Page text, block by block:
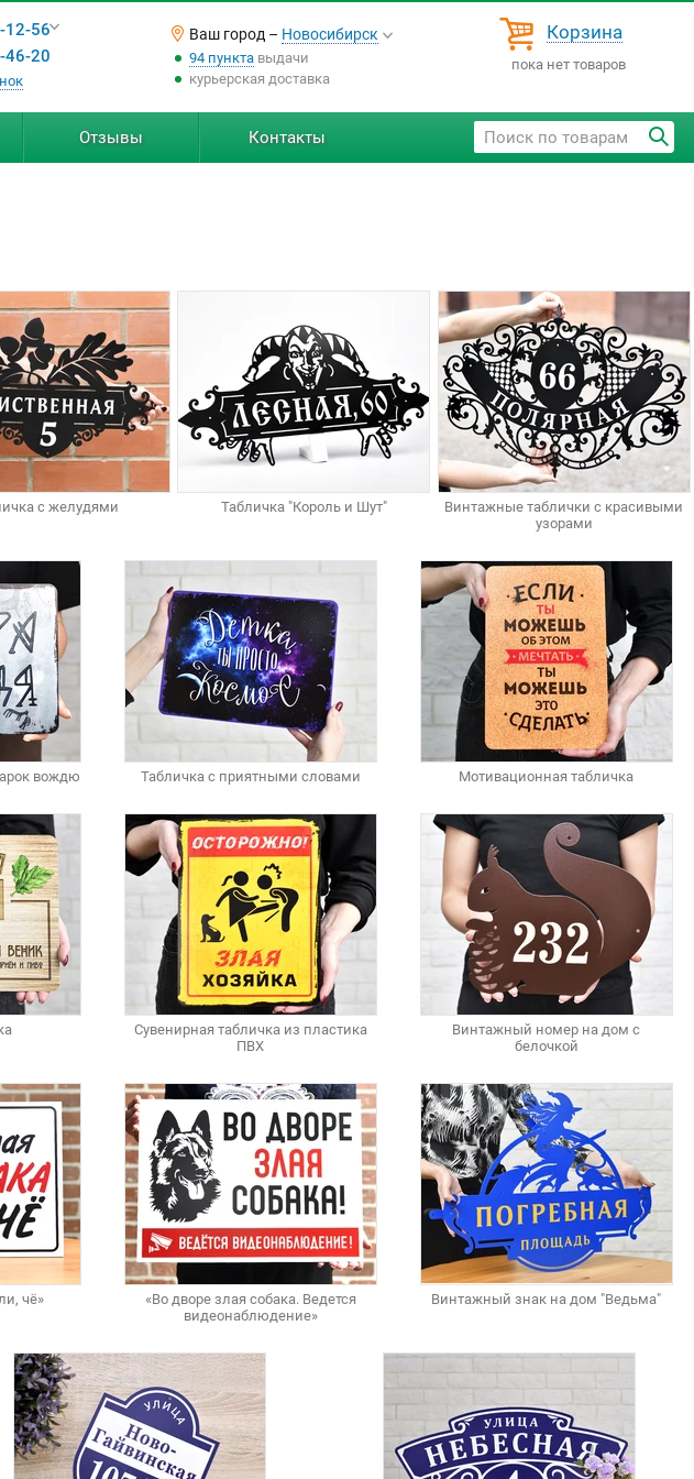
12-56
46-20
Ваш город – Новосибирск
94 пунктавыдачи
курьерская доставка
Корзина
пока нет товаров
Отзывы Контакты
с желудями Табличка "Король и Шут"
Винтажные таблички с красивыми
узорами
вождю Табличка с приятными словами Мотивационная табличка
Сувенирная табличка из пластика
ПВХ
Винтажный номер на дом с
белочкой
чё»
«Во дворе злая собака. Ведется
видеонаблюдение»
Винтажный знак на дом "Ведьма"